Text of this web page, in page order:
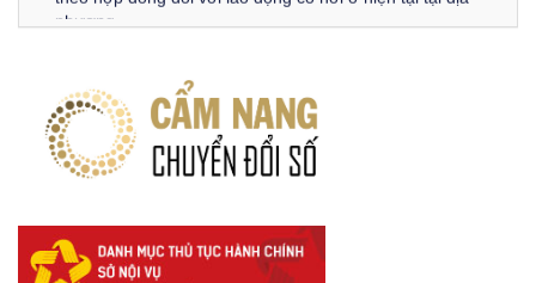
phương
hiện quy định về người lao động nước ngoài làm việc trên
địa bàn tỉnh Đắk Lắk theo trình tự, thủ tục rút gọn trong
xây dựng, ban hành văn bản quy phạm pháp luật
Góp ý dự thảo Thông tư quy định nghiệp vụ lưu trữ tài liệu
DANH SÁCH HỒ SƠ CÁN BỘ ĐI B TỈNH ĐĂK LẮK -
Lấy ý kiến dự thảo Quyết định quy phạm pháp luật quy